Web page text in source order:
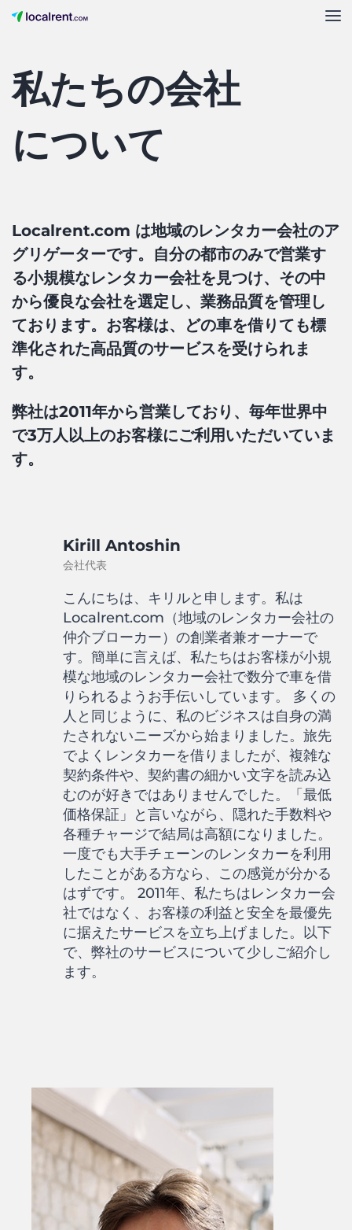
私たちの会社
について
Localrent.com は地域のレンタカー会社のア
グリゲーターです。自分の都市のみで営業す
る小規模なレンタカー会社を見つけ、その中
から優良な会社を選定し、業務品質を管理し
ております。お客様は、どの車を借りても標
準化された高品質のサービスを受けられま
す。
弊社は2011年から営業しており、毎年世界中
で3万人以上のお客様にご利用いただいていま
す。
Kirill Antoshin
会社代表
こんにちは、キリルと申します。私は
Localrent.com（地域のレンタカー会社の
仲介ブローカー）の創業者兼オーナーで
す。簡単に言えば、私たちはお客様が小規
模な地域のレンタカー会社で数分で車を借
りられるようお手伝いしています。 多くの
人と同じように、私のビジネスは自身の満
たされないニーズから始まりました。旅先
でよくレンタカーを借りましたが、複雑な
契約条件や、契約書の細かい文字を読み込
むのが好きではありませんでした。「最低
価格保証」と言いながら、隠れた手数料や
各種チャージで結局は高額になりました。
一度でも大手チェーンのレンタカーを利用
したことがある方なら、この感覚が分かる
はずです。 2011年、私たちはレンタカー会
社ではなく、お客様の利益と安全を最優先
に据えたサービスを立ち上げました。以下
で、弊社のサービスについて少しご紹介し
ます。